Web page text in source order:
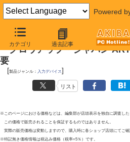
Powered
カテゴリ 過去記事
2010年3月6日号
グロウアップ・ジャパン
要
[製品ジャンル： 入力デバイス]
リスト
※このページにおける価格などは、編集部が店頭表示を独自に調査した
この価格で販売されることを保証するものではありません。
実際の販売価格は変動しますので、購入時に各ショップ店頭にてご確
※特記無き価格情報は税込み価格（税率=5％）です。